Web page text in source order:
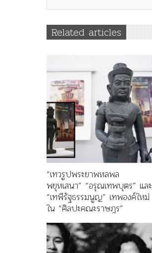
Related articles
“เทวรูปพระยาพหลพล
พยุหเสนา” “อรุณเทพบุตร” และ
“เทพีรัฐธรรมนูญ” เทพองค์ใหม่
ใน “ศิลปะคณะราษฎร”